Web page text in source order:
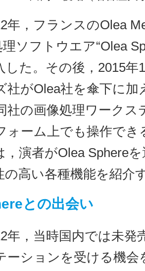
年，フランスのOlea
ソフトウエア“Olea
した。その後，2015
社がOlea社を傘下に加
社の画像処理ワークス
ォーム上でも操作でき
，演者がOlea Sphere
の高い各種機能を紹介
との出会い
年，当時国内では未発
ーションを受ける機会